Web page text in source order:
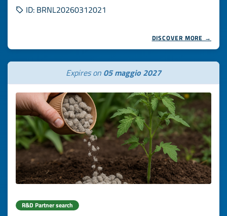
ID: BRNL20260312021
DISCOVER MORE →
Expires on 05 maggio 2027
R&D Partner search